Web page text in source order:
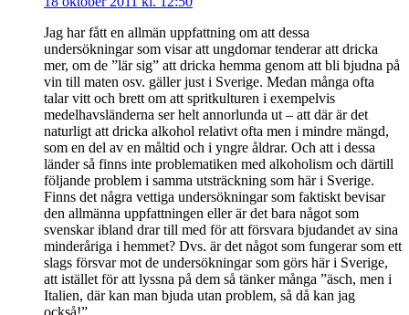
Jag har fått en allmän uppfattning om att dessa
undersökningar som visar att ungdomar tenderar att dricka
mer, om de ”lär sig” att dricka hemma genom att bli bjudna på
vin till maten osv. gäller just i Sverige. Medan många ofta
talar vitt och brett om att spritkulturen i exempelvis
medelhavsländerna ser helt annorlunda ut – att där är det
naturligt att dricka alkohol relativt ofta men i mindre mängd,
som en del av en måltid och i yngre åldrar. Och att i dessa
länder så finns inte problematiken med alkoholism och därtill
följande problem i samma utsträckning som här i Sverige.
Finns det några vettiga undersökningar som faktiskt bevisar
den allmänna uppfattningen eller är det bara något som
svenskar ibland drar till med för att försvara bjudandet av sina
minderåriga i hemmet? Dvs. är det något som fungerar som ett
slags försvar mot de undersökningar som görs här i Sverige,
att istället för att lyssna på dem så tänker många ”äsch, men i
Italien, där kan man bjuda utan problem, så då kan jag
också!”